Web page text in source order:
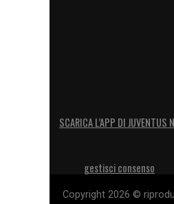
SCARICA L’APP DI JUVENTUS
gestisci consenso
Copyright 2026 ©